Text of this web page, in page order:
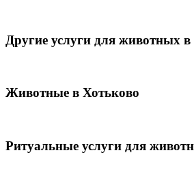
Другие услуги для животных в
Животные в Хотьково
Ритуальные услуги для